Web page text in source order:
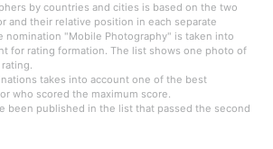
by countries and cities is based on the two
and their relative position in each separate
nomination "Mobile Photography" is taken into
for rating formation. The list shows one photo of
takes into account one of the best
who scored the maximum score.
been published in the list that passed the second